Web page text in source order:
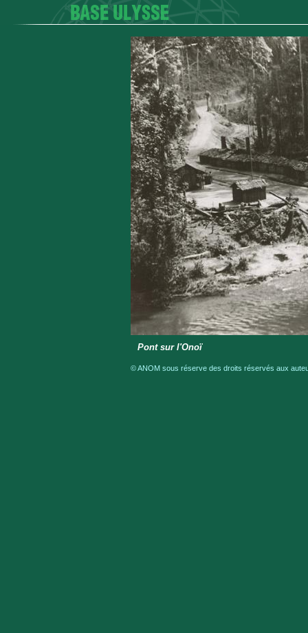
Pont sur l'Onoï
© ANOM sous réserve des droits réservés aux